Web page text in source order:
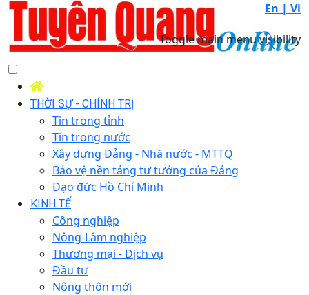
En | Vi
Toggle main menu visibility
THỜI SỰ - CHÍNH TRỊ
Tin trong tỉnh
Tin trong nước
Xây dựng Đảng - Nhà nước - MTTQ
Bảo vệ nền tảng tư tưởng của Đảng
Đạo đức Hồ Chí Minh
KINH TẾ
Công nghiệp
Nông-Lâm nghiệp
Thương mại - Dịch vụ
Đầu tư
Nông thôn mới